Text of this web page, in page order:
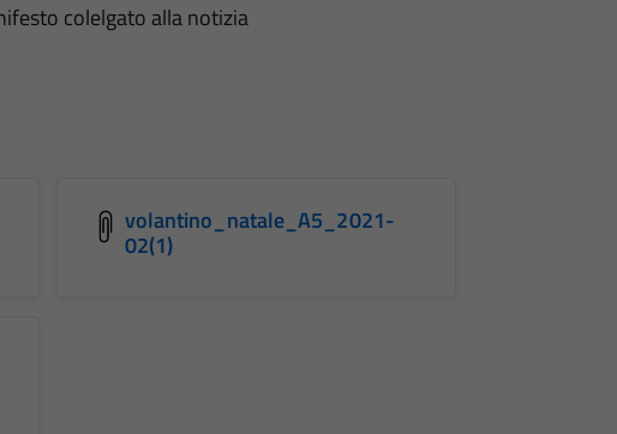
colelgato alla notizia
volantino_natale_A5_2021-
02(1)